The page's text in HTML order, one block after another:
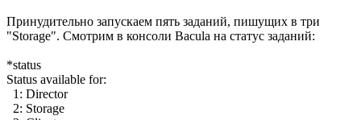
Принудительно запускаем пять заданий, пишущих в три
"Storage". Смотрим в консоли Bacula на статус заданий:
*status
Status available for:
1: Director
2: Storage